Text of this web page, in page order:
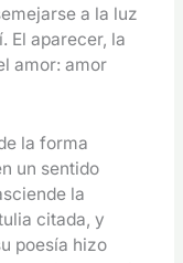
a la luz
El aparecer, la
amor: amor
la forma
un sentido
la
citada, y
poesía hizo